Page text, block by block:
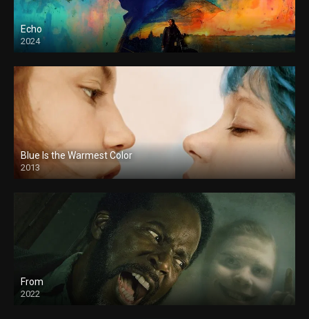
Echo
2024
Blue Is the Warmest Color
2013
From
2022